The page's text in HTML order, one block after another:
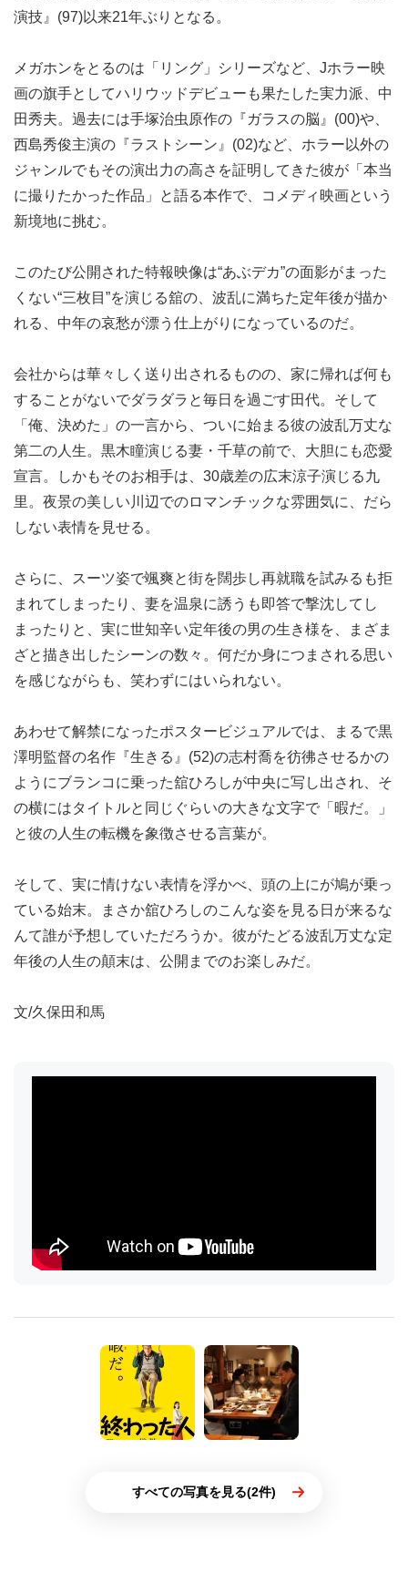
演技』(97)以来21年ぶりとなる。
メガホンをとるのは「リング」シリーズなど、Jホラー映
画の旗手としてハリウッドデビューも果たした実力派、中
田秀夫。過去には手塚治虫原作の『ガラスの脳』(00)や、
西島秀俊主演の『ラストシーン』(02)など、ホラー以外の
ジャンルでもその演出力の高さを証明してきた彼が「本当
に撮りたかった作品」と語る本作で、コメディ映画という
新境地に挑む。
このたび公開された特報映像は“あぶデカ”の面影がまった
くない“三枚目”を演じる舘の、波乱に満ちた定年後が描か
れる、中年の哀愁が漂う仕上がりになっているのだ。
会社からは華々しく送り出されるものの、家に帰れば何も
することがないでダラダラと毎日を過ごす田代。そして
「俺、決めた」の一言から、ついに始まる彼の波乱万丈な
第二の人生。黒木瞳演じる妻・千草の前で、大胆にも恋愛
宣言。しかもそのお相手は、30歳差の広末涼子演じる九
里。夜景の美しい川辺でのロマンチックな雰囲気に、だら
しない表情を見せる。
さらに、スーツ姿で颯爽と街を闊歩し再就職を試みるも拒
まれてしまったり、妻を温泉に誘うも即答で撃沈してし
まったりと、実に世知辛い定年後の男の生き様を、まざま
ざと描き出したシーンの数々。何だか身につまされる思い
を感じながらも、笑わずにはいられない。
あわせて解禁になったポスタービジュアルでは、まるで黒
澤明監督の名作『生きる』(52)の志村喬を彷彿させるかの
ようにブランコに乗った舘ひろしが中央に写し出され、そ
の横にはタイトルと同じぐらいの大きな文字で「暇だ。」
と彼の人生の転機を象徴させる言葉が。
そして、実に情けない表情を浮かべ、頭の上にが鳩が乗っ
ている始末。まさか舘ひろしのこんな姿を見る日が来るな
んて誰が予想していただろうか。彼がたどる波乱万丈な定
年後の人生の顛末は、公開までのお楽しみだ。
文/久保田和馬
すべての写真を見る(2件)